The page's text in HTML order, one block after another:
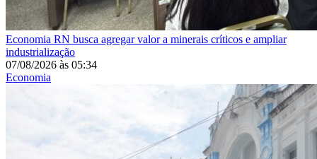
Economia RN busca agregar valor a minerais críticos e ampliar
industrialização
07/08/2026 às 05:34
Economia